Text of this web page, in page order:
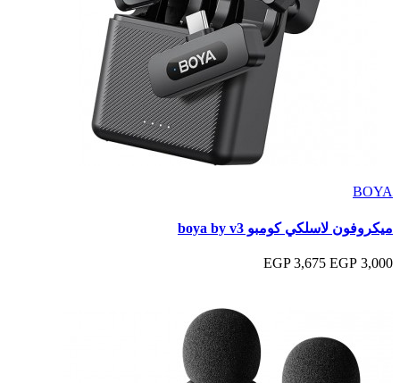
BOYA
ميكروفون لاسلكي كومبو boya by v3
3,000 EGP
3,675 EGP